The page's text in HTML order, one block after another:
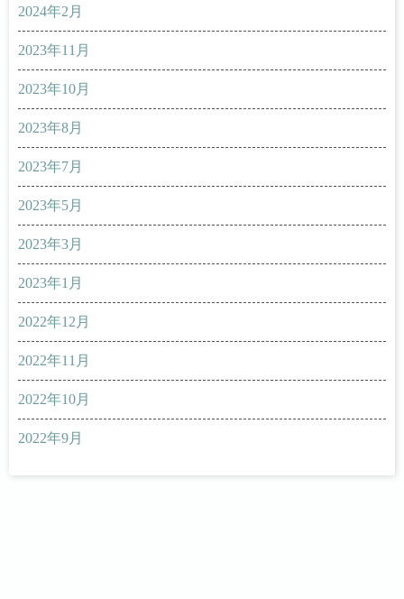
2024年2月
2023年11月
2023年10月
2023年8月
2023年7月
2023年5月
2023年3月
2023年1月
2022年12月
2022年11月
2022年10月
2022年9月